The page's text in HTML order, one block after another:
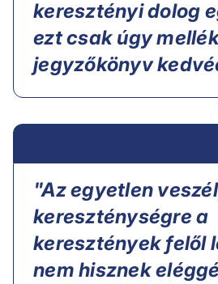
keresztényi dolog
ezt csak úgy
jegyzőkönyv
"Az egyetlen
kereszténységre a
keresztények felől
nem hisznek